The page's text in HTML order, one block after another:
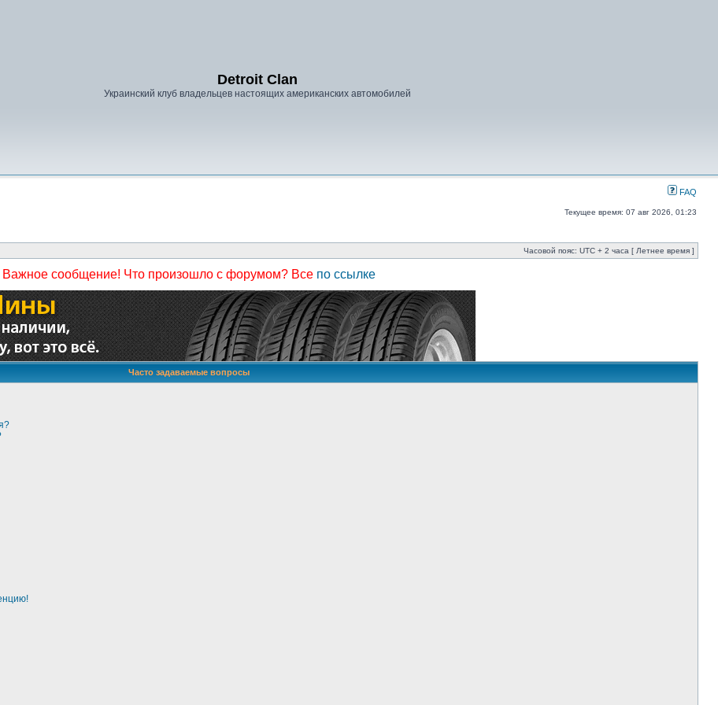
Detroit Clan
Украинский клуб владельцев настоящих американских автомобилей
FAQ
Текущее время: 07 авг 2026, 01:23
Часовой пояс: UTC + 2 часа [ Летнее время ]
Важное сообщение! Что произошло с форумом? Все по ссылке
Часто задаваемые вопросы